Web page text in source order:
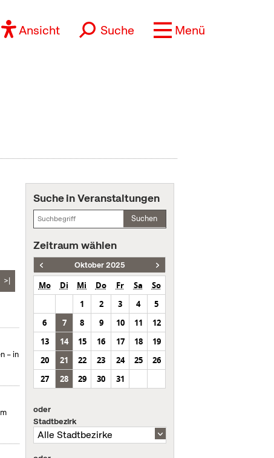
Ansicht Suche Menü
>|
– in
Suche in Veranstaltungen
Suchen
Zeitraum wählen
Oktober 2025
Mo Di Mi Do Fr Sa
So
1
2 3 4
5
6
7 8 9 10 11
12
13
14 15 16 17 18
19
20
21 22 23 24 25
26
27
28 29 30 31
oder
Stadtbezirk